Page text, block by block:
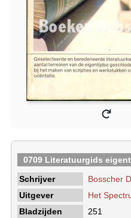
0709 Literatuurgids
Schrijver
Bosscher
Uitgever
Het
Bladzijden
251